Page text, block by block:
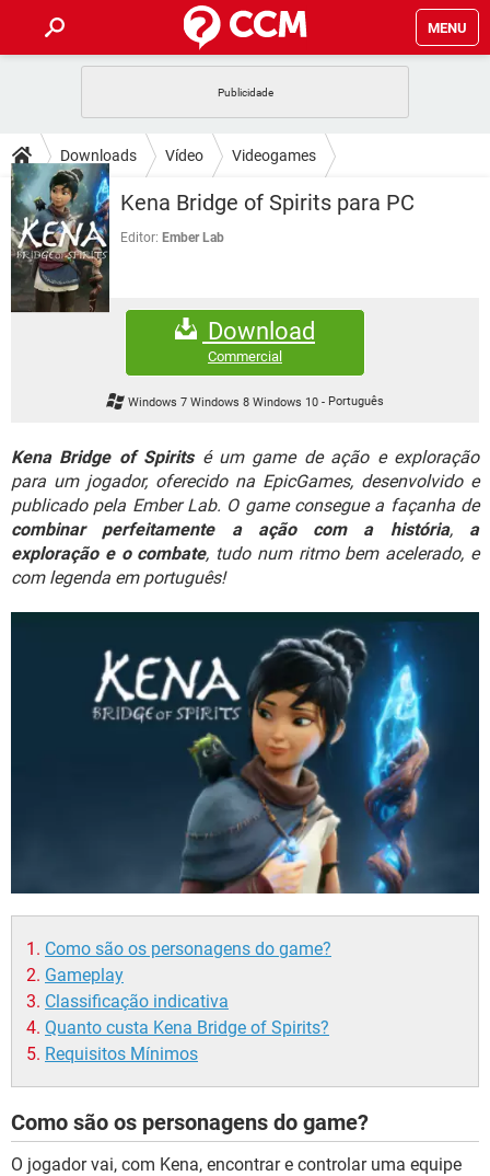
MENU
CELULAR FACEBOOK
OUTLOOK EXCEL
INSTAGRAM
GUIA DE COMPRAS
DICAS
JOGOS WHATSAPP
CELULAR FACEBOOK
OUTLOOK
INSTAGRAM
DOWNLOADS
JOGOS
CELULAR
OUTLOOK EXCEL
GMAIL
FÓRUM
JOGOS
FACEBOOK
EXCEL
GMAIL
GLOSSÁRIO
WHATSAPP
INSTAGRAM GMAIL
GUIA DE COMPRAS
Downloads Vídeo Videogames
Kena Bridge of Spirits para PC
Editor: Ember Lab
Download
Commercial
Windows 7 Windows 8 Windows 10- Português
Kena Bridge of Spiritsé um game de ação e exploração
para um jogador, oferecido na EpicGames, desenvolvido e
publicado pela Ember Lab. O game consegue a façanha de
combinar perfeitamente a ação com a história, a
exploração e o combate, tudo num ritmo bem acelerado, e
com legenda em português!
Como são os personagens do game?
Gameplay
Classificação indicativa
Quanto custa Kena Bridge of Spirits?
Requisitos Mínimos
Como são os personagens do game?
O jogador vai, com Kena, encontrar e controlar uma equipe